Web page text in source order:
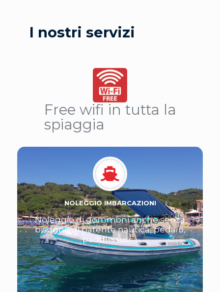
I nostri servizi
Free wifi in tutta la
spiaggia
NOLEGGIO IMBARCAZIONI
Noleggio di gommoni anche senza
bisogno di patente nautica, pedalò,
paddle surf ...